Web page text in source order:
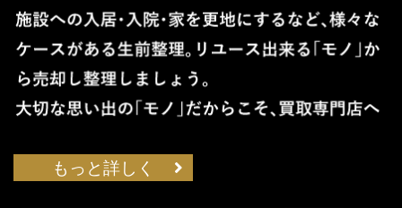
もっと詳しく